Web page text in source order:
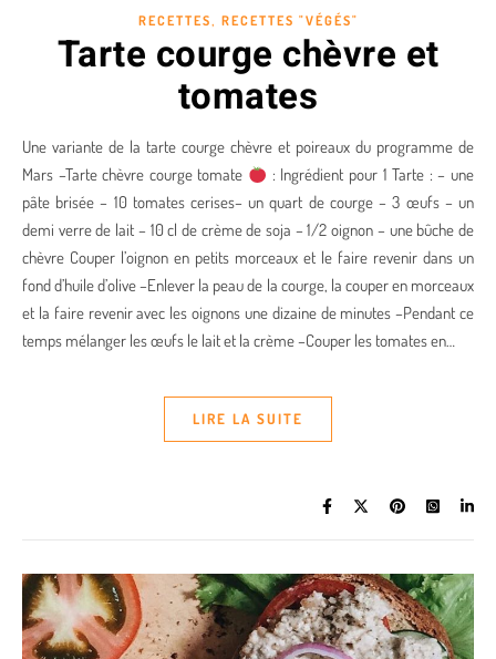
RECETTES, RECETTES "VÉGÉS"
Tarte courge chèvre et
tomates
Une variante de la tarte courge chèvre et poireaux du programme de
Mars –Tarte chèvre courge tomate
: Ingrédient pour 1 Tarte : – une
pâte brisée – 10 tomates cerises– un quart de courge – 3 œufs – un
demi verre de lait – 10 cl de crème de soja – 1/2 oignon – une bûche de
chèvre Couper l’oignon en petits morceaux et le faire revenir dans un
fond d’huile d’olive –Enlever la peau de la courge, la couper en morceaux
et la faire revenir avec les oignons une dizaine de minutes –Pendant ce
temps mélanger les œufs le lait et la crème –Couper les tomates en…
LIRE LA SUITE